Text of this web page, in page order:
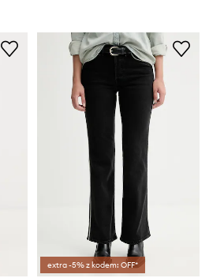
extra -5% z kodem: OFF*